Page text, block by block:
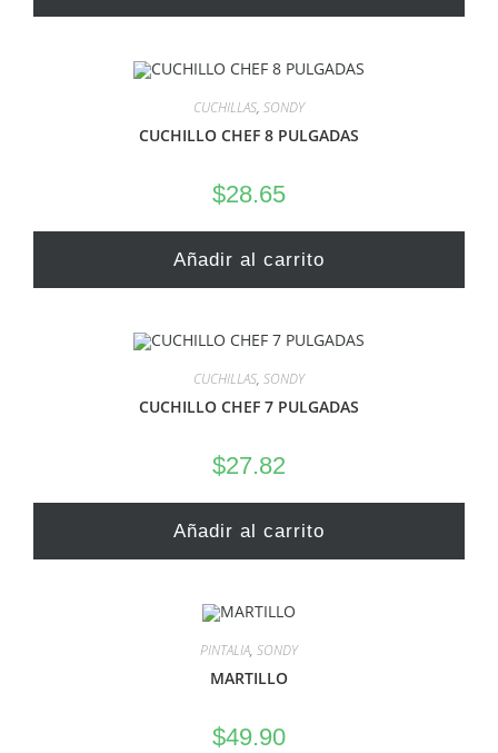
CUCHILLAS, SONDY
CUCHILLO CHEF 8 PULGADAS
$28.65
Añadir al carrito
CUCHILLAS, SONDY
CUCHILLO CHEF 7 PULGADAS
$27.82
Añadir al carrito
PINTALIA, SONDY
MARTILLO
$49.90